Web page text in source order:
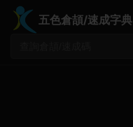
五色倉頡/速成字典